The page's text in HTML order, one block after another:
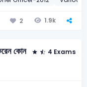
2 1.9k
কোন
4 Exams